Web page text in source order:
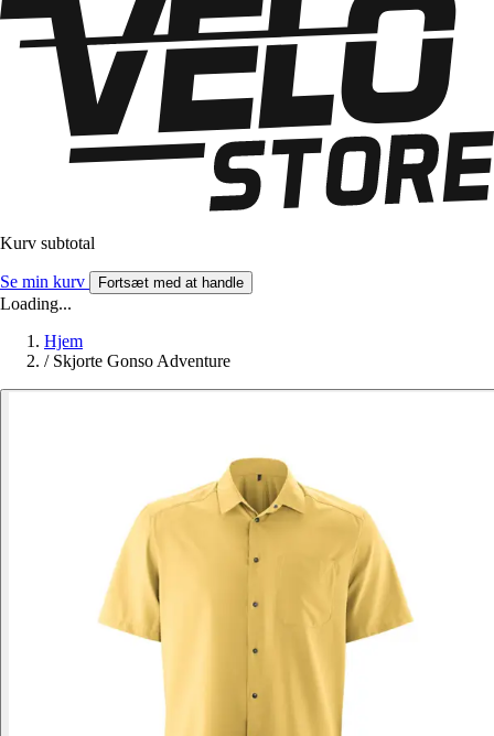
Kurv subtotal
Se min kurv Fortsæt med at handle
Loading...
Hjem
/ Skjorte Gonso Adventure